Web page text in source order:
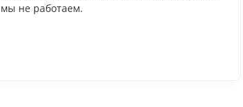
мы не работаем.